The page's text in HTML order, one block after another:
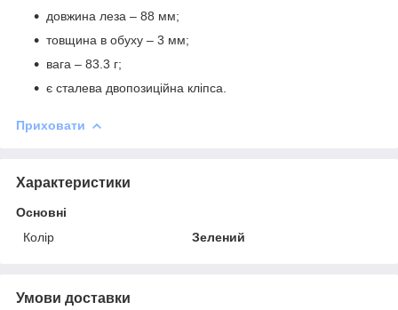
довжина леза – 88 мм;
товщина в обуху – 3 мм;
вага – 83.3 г;
є сталева двопозиційна кліпса.
Приховати
Характеристики
Основні
Колір
Зелений
Умови доставки